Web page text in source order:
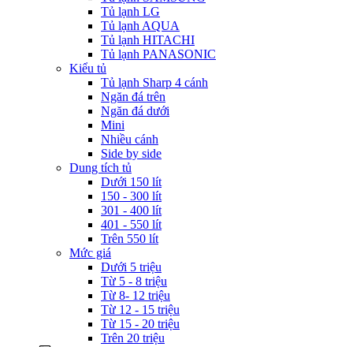
Tủ lạnh LG
Tủ lạnh AQUA
Tủ lạnh HITACHI
Tủ lạnh PANASONIC
Kiểu tủ
Tủ lạnh Sharp 4 cánh
Ngăn đá trên
Ngăn đá dưới
Mini
Nhiều cánh
Side by side
Dung tích tủ
Dưới 150 lít
150 - 300 lít
301 - 400 lít
401 - 550 lít
Trên 550 lít
Mức giá
Dưới 5 triệu
Từ 5 - 8 triệu
Từ 8- 12 triệu
Từ 12 - 15 triệu
Từ 15 - 20 triệu
Trên 20 triệu